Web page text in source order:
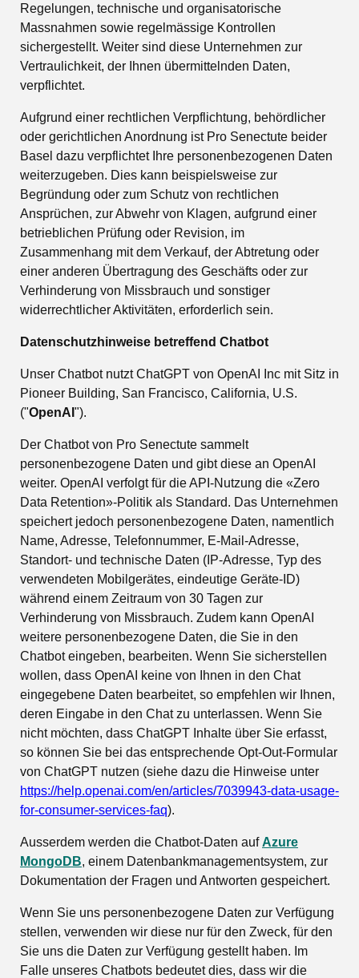
Regelungen, technische und organisatorische
Massnahmen sowie regelmässige Kontrollen
sichergestellt. Weiter sind diese Unternehmen zur
Vertraulichkeit, der Ihnen übermittelnden Daten,
verpflichtet.
Aufgrund einer rechtlichen Verpflichtung, behördlicher
oder gerichtlichen Anordnung ist Pro Senectute beider
Basel dazu verpflichtet Ihre personenbezogenen Daten
weiterzugeben. Dies kann beispielsweise zur
Begründung oder zum Schutz von rechtlichen
Ansprüchen, zur Abwehr von Klagen, aufgrund einer
betrieblichen Prüfung oder Revision, im
Zusammenhang mit dem Verkauf, der Abtretung oder
einer anderen Übertragung des Geschäfts oder zur
Verhinderung von Missbrauch und sonstiger
widerrechtlicher Aktivitäten, erforderlich sein.
Datenschutzhinweise betreffend Chatbot
Unser Chatbot nutzt ChatGPT von OpenAI Inc mit Sitz in
Pioneer Building, San Francisco, California, U.S.
("OpenAI ").
Der Chatbot von Pro Senectute sammelt
personenbezogene Daten und gibt diese an OpenAI
weiter. OpenAI verfolgt für die API-Nutzung die «Zero
Data Retention»-Politik als Standard. Das Unternehmen
speichert jedoch personenbezogene Daten, namentlich
Name, Adresse, Telefonnummer, E-Mail-Adresse,
Standort- und technische Daten (IP-Adresse, Typ des
verwendeten Mobilgerätes, eindeutige Geräte-ID)
während einem Zeitraum von 30 Tagen zur
Verhinderung von Missbrauch. Zudem kann OpenAI
weitere personenbezogene Daten, die Sie in den
Chatbot eingeben, bearbeiten. Wenn Sie sicherstellen
wollen, dass OpenAI keine von Ihnen in den Chat
eingegebene Daten bearbeitet, so empfehlen wir Ihnen,
deren Eingabe in den Chat zu unterlassen. Wenn Sie
nicht möchten, dass ChatGPT Inhalte über Sie erfasst,
so können Sie bei das entsprechende Opt-Out-Formular
von ChatGPT nutzen (siehe dazu die Hinweise unter
https://help.openai.com/en/articles/7039943-data-usage-
for-consumer-services-faq).
Ausserdem werden die Chatbot-Daten aufAzure
MongoDB, einem Datenbankmanagementsystem, zur
Dokumentation der Fragen und Antworten gespeichert.
Wenn Sie uns personenbezogene Daten zur Verfügung
stellen, verwenden wir diese nur für den Zweck, für den
Sie uns die Daten zur Verfügung gestellt haben. Im
Falle unseres Chatbots bedeutet dies, dass wir die